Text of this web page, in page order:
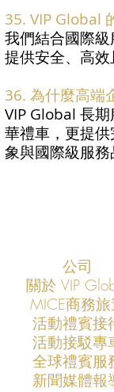
35. VIP Global
我們結合國際
提供安全、高效
36. 為什麼高端
VIP Global 長
華禮車，更提
象與國際級服務
公司
關於 VIP
​MICE商務
活動禮賓接
活動接駁專
全球禮賓服
新聞媒體報